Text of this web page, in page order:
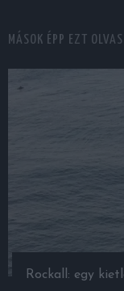
MÁSOK ÉPP EZT
Rockall: egy